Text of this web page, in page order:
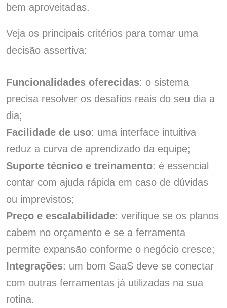
bem aproveitadas.
Veja os principais critérios para tomar uma
decisão assertiva:
Funcionalidades oferecidas: o sistema
precisa resolver os desafios reais do seu dia a
dia;
Facilidade de uso: uma interface intuitiva
reduz a curva de aprendizado da equipe;
Suporte técnico e treinamento: é essencial
contar com ajuda rápida em caso de dúvidas
ou imprevistos;
Preço e escalabilidade: verifique se os planos
cabem no orçamento e se a ferramenta
permite expansão conforme o negócio cresce;
Integrações: um bom SaaS deve se conectar
com outras ferramentas já utilizadas na sua
rotina.